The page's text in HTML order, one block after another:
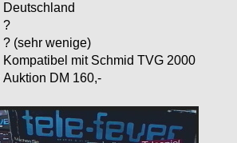
Deutschland
?
? (sehr wenige)
Kompatibel mit Schmid TVG 2000
Auktion DM 160,-